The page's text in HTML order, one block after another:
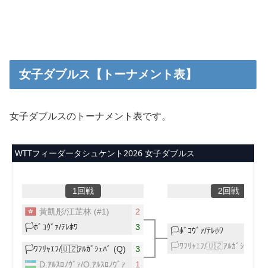
女子ダブルス【トーナメント表】
女子ダブルスのトーナメント表です。